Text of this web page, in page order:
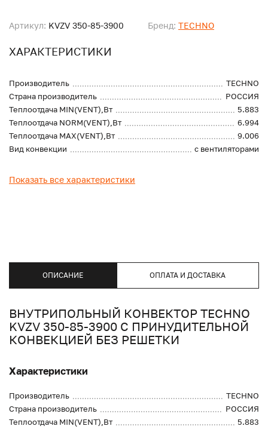
Артикул: KVZV 350-85-3900 Бренд: TECHNO
ХАРАКТЕРИСТИКИ
Производитель
TECHNO
Страна производитель
РОССИЯ
Теплоотдача MIN(VENT),Вт
5.883
Теплоотдача NORM(VENT),Вт
6.994
Теплоотдача MAX(VENT),Вт
9.006
Вид конвекции
с вентиляторами
Показать все характеристики
ОПИСАНИЕ ОПЛАТА И ДОСТАВКА
ВНУТРИПОЛЬНЫЙ КОНВЕКТОР TECHNO
KVZV 350-85-3900 С ПРИНУДИТЕЛЬНОЙ
КОНВЕКЦИЕЙ БЕЗ РЕШЕТКИ
Характеристики
Производитель
TECHNO
Страна производитель
РОССИЯ
Теплоотдача MIN(VENT),Вт
5.883